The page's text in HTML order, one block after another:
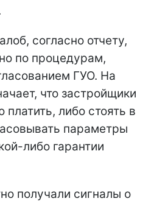
согласно отчету,
по процедурам,
ГУО. На
что застройщики
либо стоять в
параметры
либо гарантии
получали сигналы о